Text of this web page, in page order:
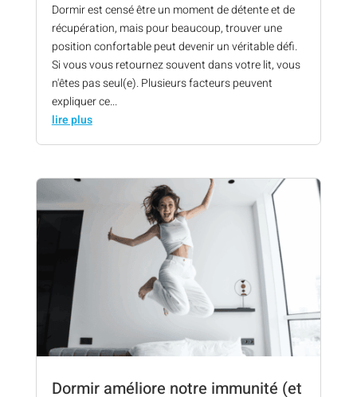
Dormir est censé être un moment de détente et de
récupération, mais pour beaucoup, trouver une
position confortable peut devenir un véritable défi.
Si vous vous retournez souvent dans votre lit, vous
n'êtes pas seul(e). Plusieurs facteurs peuvent
expliquer ce...
lire plus
Dormir améliore notre immunité (et